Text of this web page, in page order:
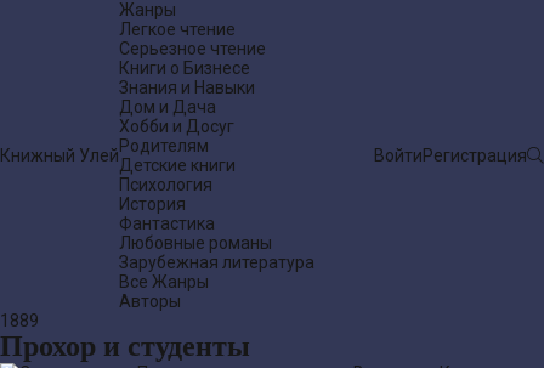
Книжный Улей
Жанры
Легкое чтение
Серьезное чтение
Книги о Бизнесе
Знания и Навыки
Дом и Дача
Хобби и Досуг
Родителям
Детские книги
Психология
История
Фантастика
Любовные романы
Зарубежная литература
Все Жанры
Авторы
ВойтиРегистрация
Прохор и студенты
1889